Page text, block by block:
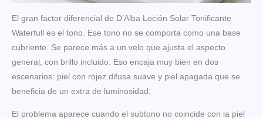
El gran factor diferencial de D’Alba Loción Solar Tonificante
Waterfull es el tono. Ese tono no se comporta como una base
cubriente. Se parece más a un velo que ajusta el aspecto
general, con brillo incluido. Eso encaja muy bien en dos
escenarios: piel con rojez difusa suave y piel apagada que se
beneficia de un extra de luminosidad.
El problema aparece cuando el subtono no coincide con la piel